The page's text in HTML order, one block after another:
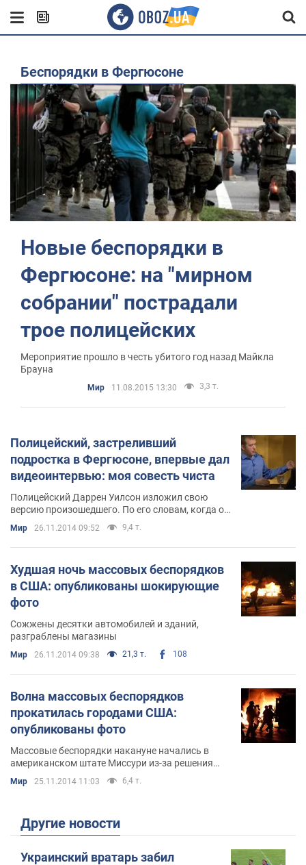
Беспорядки в Фергюсоне
Новые беспорядки в
Фергюсоне: на "мирном
собрании" пострадали
трое полицейских
Мероприятие прошло в честь убитого год назад Майкла
Брауна
Мир 11.08.2015 13:30 3,3 т.
Полицейский, застреливший
подростка в Фергюсоне, впервые дал
видеоинтервью: моя совесть чиста
Полицейский Даррен Уилсон изложил свою
версию произошедшего. По его словам, когда он
был в машине, Майкл Браун ударил его и
схватил пистолет
Мир 26.11.2014 09:52 9,4 т.
Худшая ночь массовых беспорядков
в США: опубликованы шокирующие
фото
Cожжены десятки автомобилей и зданий,
разграблены магазины
Мир 26.11.2014 09:38 21,3 т. 108
Волна массовых беспорядков
прокатилась городами США:
опубликованы фото
Массовые беспорядки накануне начались в
американском штате Миссури из-за решения
суда по делу о гибели чернокожего юноши
Майкла Брауна
Мир 25.11.2014 11:03 6,4 т.
Другие новости
Украинский вратарь забил